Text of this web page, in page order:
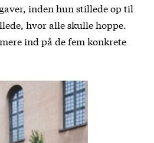
inden hun stillede op til
hvor alle skulle hoppe.
ind på de fem konkrete